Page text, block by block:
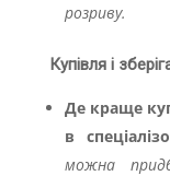
розриву.
Купівля і
Де краще
в
можна